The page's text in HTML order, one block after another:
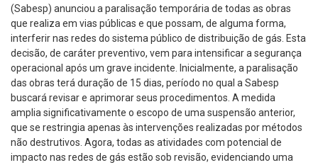
(Sabesp) anunciou a paralisação temporária de todas as obras
que realiza em vias públicas e que possam, de alguma forma,
interferir nas redes do sistema público de distribuição de gás. Esta
decisão, de caráter preventivo, vem para intensificar a segurança
operacional após um grave incidente. Inicialmente, a paralisação
das obras terá duração de 15 dias, período no qual a Sabesp
buscará revisar e aprimorar seus procedimentos. A medida
amplia significativamente o escopo de uma suspensão anterior,
que se restringia apenas às intervenções realizadas por métodos
não destrutivos. Agora, todas as atividades com potencial de
impacto nas redes de gás estão sob revisão, evidenciando uma